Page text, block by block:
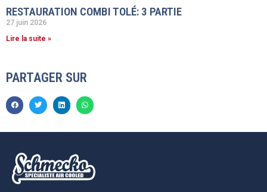
RESTAURATION COMBI TOLÉ: 3 PARTIE
27 juin 2026
Lire la suite »
PARTAGER SUR